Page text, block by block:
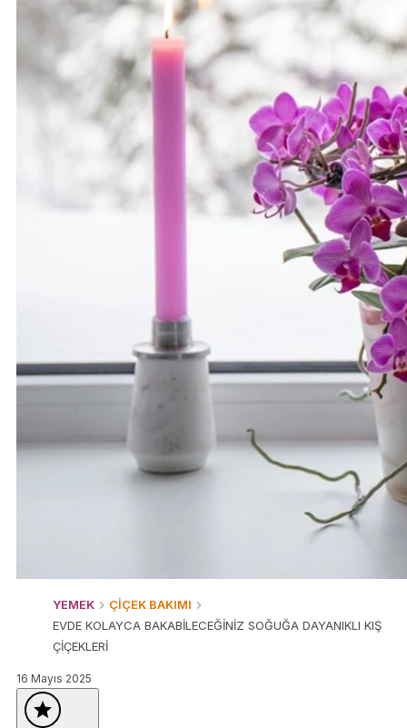
YEMEK
ÇİÇEK BAKIMI
EVDE KOLAYCA BAKABİLECEĞİNİZ SOĞUĞA DAYANIKLI KIŞ
ÇİÇEKLERİ
16 Mayıs 2025